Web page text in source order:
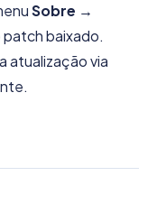
Sobre →
patch baixado.
atualização via